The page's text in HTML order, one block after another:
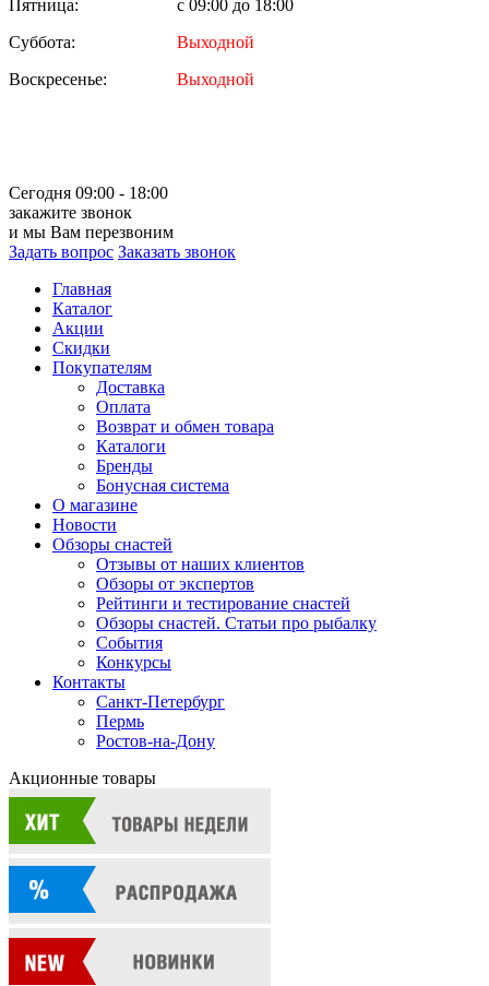
Пятница:
с 09:00 до 18:00
Суббота:
Выходной
Воскресенье:
Выходной
Сегодня 09:00 - 18:00
закажите звонок
и мы Вам перезвоним
Задать вопрос Заказать звонок
Главная
Каталог
Акции
Скидки
Покупателям
Доставка
Оплата
Возврат и обмен товара
Каталоги
Бренды
Бонусная система
О магазине
Новости
Обзоры снастей
Отзывы от наших клиентов
Обзоры от экспертов
Рейтинги и тестирование снастей
Обзоры снастей. Статьи про рыбалку
События
Конкурсы
Контакты
Санкт-Петербург
Пермь
Ростов-на-Дону
Акционные товары